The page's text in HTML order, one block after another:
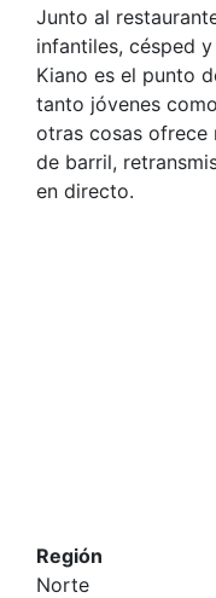
Junto al
infantiles, césped
Kiano es el punto
tanto jóvenes
otras cosas ofrece
de barril,
en directo.
Región
Norte